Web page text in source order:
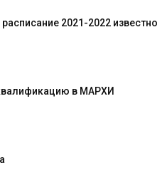
2021-2022 известно
в МАРХИ